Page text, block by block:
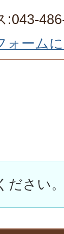
:043-
ォーム